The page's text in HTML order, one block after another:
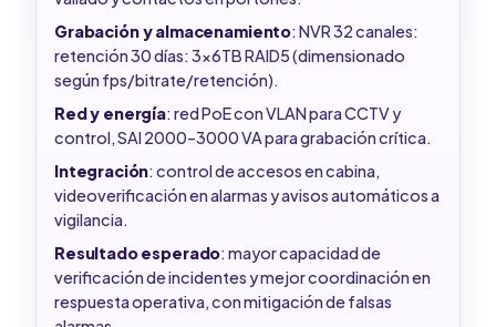
Grabación y almacenamiento: NVR 32 canales:
retención 30 días: 3x6TB RAID5 (dimensionado
según fps/bitrate/retención).
Red y energía: red PoE con VLAN para CCTV y
control, SAI 2000–3000 VA para grabación crítica.
Integración: control de accesos en cabina,
videoverificación en alarmas y avisos automáticos a
vigilancia.
Resultado esperado: mayor capacidad de
verificación de incidentes y mejor coordinación en
respuesta operativa, con mitigación de falsas